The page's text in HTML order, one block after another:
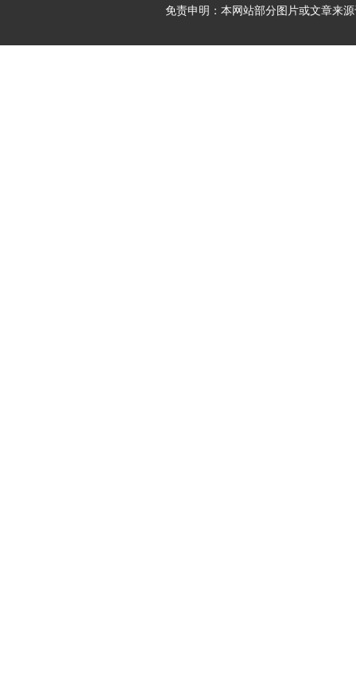
免责申明：本网站部分图片或文章来